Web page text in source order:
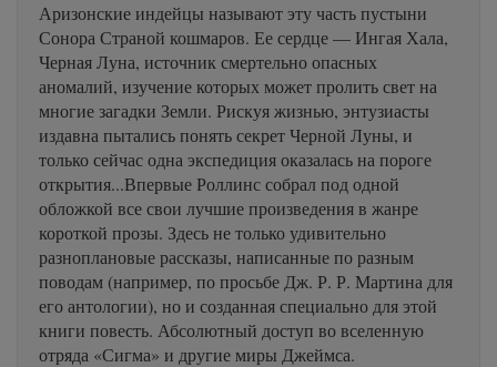
Аризонские индейцы называют эту часть пустыни
Сонора Страной кошмаров. Ее сердце — Ингая Хала,
Черная Луна, источник смертельно опасных
аномалий, изучение которых может пролить свет на
многие загадки Земли. Рискуя жизнью, энтузиасты
издавна пытались понять секрет Черной Луны, и
только сейчас одна экспедиция оказалась на пороге
открытия...Впервые Роллинс собрал под одной
обложкой все свои лучшие произведения в жанре
короткой прозы. Здесь не только удивительно
разноплановые рассказы, написанные по разным
поводам (например, по просьбе Дж. Р. Р. Мартина для
его антологии), но и созданная специально для этой
книги повесть. Абсолютный доступ во вселенную
отряда «Сигма» и другие миры Джеймса.